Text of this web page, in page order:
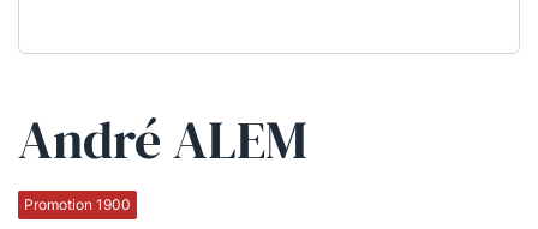
André ALEM
Promotion 1900
Qui sommes-nous ?
La Conférence